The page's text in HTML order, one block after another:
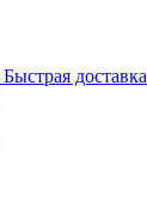
Быстрая доставка